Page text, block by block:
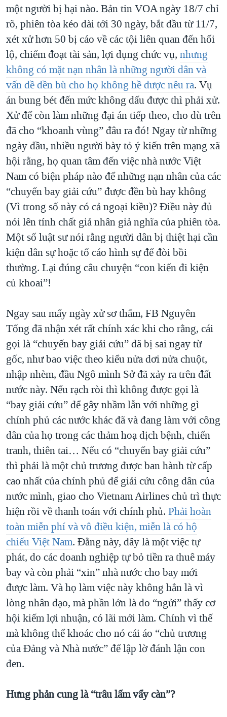
một người bị hại nào. Bản tin VOA ngày 18/7 chỉ
rõ, phiên tòa kéo dài tới 30 ngày, bắt đầu từ 11/7,
xét xử hơn 50 bị cáo về các tội liên quan đến hối
lộ, chiếm đoạt tài sản, lợi dụng chức vụ, nhưng
không có mặt nạn nhân là những người dân và
vấn đề đền bù cho họ không hề được nêu ra. Vụ
án bung bét đến mức không dấu được thì phải xử.
Xử để còn làm những đại án tiếp theo, cho dù trên
đã cho “khoanh vùng” đâu ra đó! Ngay từ những
ngày đầu, nhiều người bày tỏ ý kiến trên mạng xã
hội rằng, họ quan tâm đến việc nhà nước Việt
Nam có biện pháp nào để những nạn nhân của các
“chuyến bay giải cứu” được đền bù hay không
(Vì trong số này có cả ngoại kiều)? Điều này đủ
nói lên tính chất giả nhân giả nghĩa của phiên tòa.
Một số luật sư nói rằng người dân bị thiệt hại cần
kiện dân sự hoặc tố cáo hình sự để đòi bồi
thường. Lại đúng câu chuyện “con kiến đi kiện
củ khoai”!
Ngay sau mấy ngày xử sơ thẩm, FB Nguyên
Tống đã nhận xét rất chính xác khi cho rằng, cái
gọi là “chuyến bay giải cứu” đã bị sai ngay từ
gốc, như bao việc theo kiểu nửa dơi nửa chuột,
nhập nhèm, đầu Ngô mình Sở đã xảy ra trên đất
nước này. Nếu rạch ròi thì không được gọi là
“bay giải cứu” để gây nhầm lẫn với những gì
chính phủ các nước khác đã và đang làm với công
dân của họ trong các thảm hoạ dịch bệnh, chiến
tranh, thiên tai… Nếu có “chuyến bay giải cứu”
thì phải là một chủ trương được ban hành từ cấp
cao nhất của chính phủ để giải cứu công dân của
nước mình, giao cho Vietnam Airlines chủ trì thực
hiện rồi về thanh toán với chính phủ. Phải hoàn
toàn miễn phí và vô điều kiện, miễn là có hộ
chiếu Việt Nam. Đằng này, đây là một việc tự
phát, do các doanh nghiệp tự bỏ tiền ra thuê máy
bay và còn phải “xin” nhà nước cho bay mới
được làm. Và họ làm việc này không hẳn là vì
lòng nhân đạo, mà phần lớn là do “ngửi” thấy cơ
hội kiếm lợi nhuận, có lãi mới làm. Chính vì thế
mà không thể khoác cho nó cái áo “chủ trương
của Đảng và Nhà nước” để lập lờ đánh lận con
đen.
Hưng phản cung là “trâu lấm vẩy càn”?